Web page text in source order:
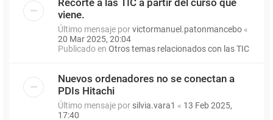
viene.
Último mensaje porvictormanuel.patonmancebo «
20 Mar 2025, 20:04
Publicado en Otros temas relacionados con las TIC
Nuevos ordenadores no se conectan a
PDIs Hitachi
Último mensaje por silvia.vara1 « 13 Feb 2025,
17:40